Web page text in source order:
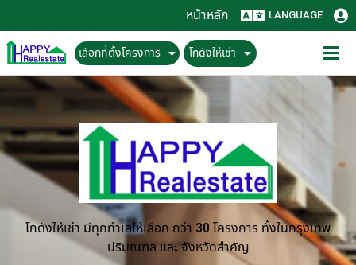
หน้าหลัก LANGUAGE
เลือกที่ตั้งโครงการ โกดังให้เช่า
โกดังให้เช่า มีทุกทำเลให้เลือก กว่า 30 โครงการ ทั้งในกรุงเทพ
ปริมณฑล และ จังหวัดสำคัญ